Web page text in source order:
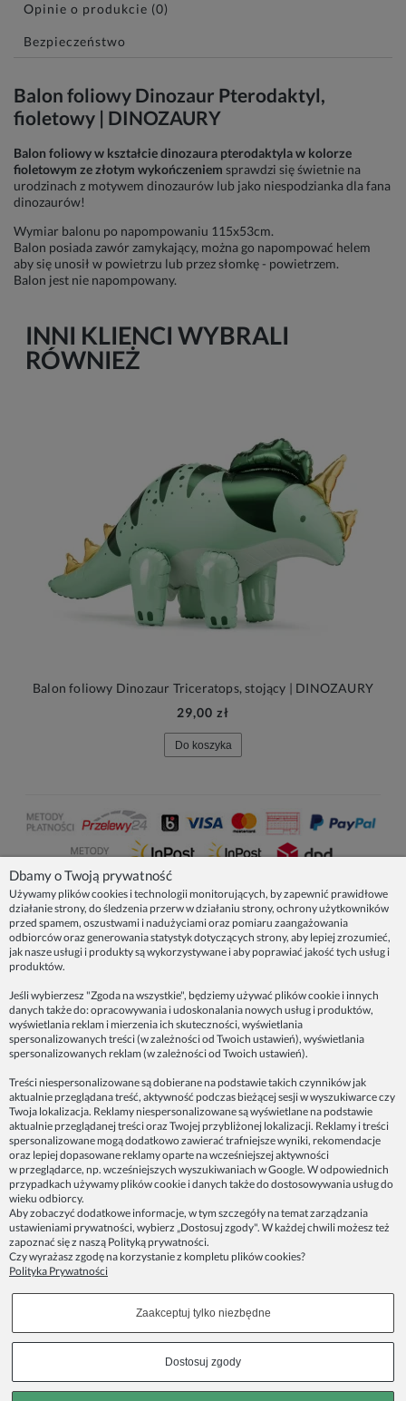
Opinie o produkcie (0)
Bezpieczeństwo
Balon foliowy Dinozaur Pterodaktyl,
fioletowy | DINOZAURY
Balon foliowy w kształcie dinozaura pterodaktyla w kolorze
fioletowym ze złotym wykończeniem sprawdzi się świetnie na
urodzinach z motywem dinozaurów lub jako niespodzianka dla fana
dinozaurów!
Wymiar balonu po napompowaniu 115x53cm.
Balon posiada zawór zamykający, można go napompować helem
aby się unosił w powietrzu lub przez słomkę - powietrzem.
Balon jest nie napompowany.
INNI KLIENCI WYBRALI
RÓWNIEŻ
Balon foliowy Dinozaur Triceratops, stojący | DINOZAURY
29,00 zł
Do koszyka
NASZE PRODUKTY
INFORMACJE
ZAINSPIRUJ SIĘ!
Dane firmy:
Spoko Motyw, Małgorzata Nowak-Staszak
ul. Skowronia 3D/4, 30-650 Kraków
NIP 7343314687
telefon: 512821491
e-mail:kontakt@spoko-motyw.pl
92 1140 2004 0000 3202 7758 0405
Punkt odbioru zamówień:
Pracownia Spoko Motyw
budynku), 30-415 Kraków
Dołącz do nas w mediach społecznościowych!
Copyrights © 2023 - SPOKO-MOTYW.PL
Dbamy o Twoją prywatność
Używamy plików cookies i technologii monitorujących, by zapewnić prawidłowe
działanie strony, do śledzenia przerw w działaniu strony, ochrony użytkowników
przed spamem, oszustwami i nadużyciami oraz pomiaru zaangażowania
odbiorców oraz generowania statystyk dotyczących strony, aby lepiej zrozumieć,
jak nasze usługi i produkty są wykorzystywane i aby poprawiać jakość tych usług i
produktów.
Jeśli wybierzesz "Zgoda na wszystkie", będziemy używać plików cookie i innych
danych także do: opracowywania i udoskonalania nowych usług i produktów,
wyświetlania reklam i mierzenia ich skuteczności, wyświetlania
spersonalizowanych treści (w zależności od Twoich ustawień), wyświetlania
spersonalizowanych reklam (w zależności od Twoich ustawień).
Treści niespersonalizowane są dobierane na podstawie takich czynników jak
aktualnie przeglądana treść, aktywność podczas bieżącej sesji w wyszukiwarce czy
Twoja lokalizacja. Reklamy niespersonalizowane są wyświetlane na podstawie
aktualnie przeglądanej treści oraz Twojej przybliżonej lokalizacji. Reklamy i treści
spersonalizowane mogą dodatkowo zawierać trafniejsze wyniki, rekomendacje
oraz lepiej dopasowane reklamy oparte na wcześniejszej aktywności
w przeglądarce, np. wcześniejszych wyszukiwaniach w Google. W odpowiednich
przypadkach używamy plików cookie i danych także do dostosowywania usług do
wieku odbiorcy.
Aby zobaczyć dodatkowe informacje, w tym szczegóły na temat zarządzania
ustawieniami prywatności, wybierz „Dostosuj zgody". W każdej chwili możesz też
zapoznać się z naszą Polityką prywatności.
Czy wyrażasz zgodę na korzystanie z kompletu plików cookies?
Polityka Prywatności
Zaakceptuj tylko niezbędne
Dostosuj zgody